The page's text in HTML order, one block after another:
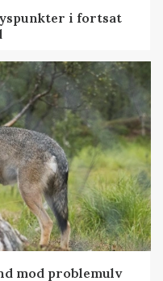
i fortsat
mod problemulv